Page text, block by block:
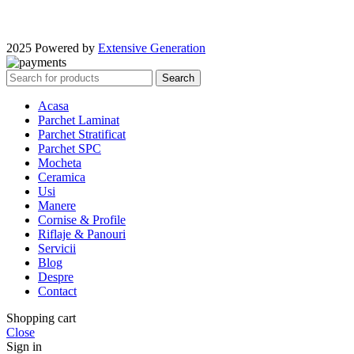
2025 Powered by Extensive Generation
Search
Acasa
Parchet Laminat
Parchet Stratificat
Parchet SPC
Mocheta
Ceramica
Usi
Manere
Cornise & Profile
Riflaje & Panouri
Servicii
Blog
Despre
Contact
Shopping cart
Close
Sign in